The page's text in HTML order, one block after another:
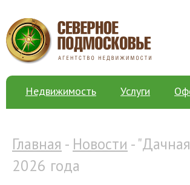
Недвижимость Услуги
Главная - Новости -
2026 года